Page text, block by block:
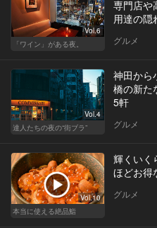
Vol.6
「ワイン」がある夜。
専門店や
用達の隠
グルメ
Vol.4
達人たちの夜の“街ブラ”
神田から
橋の新た
5軒
グルメ
Vol.10
本当に使える絶品鮨
輝くいく
ほどお得
グルメ